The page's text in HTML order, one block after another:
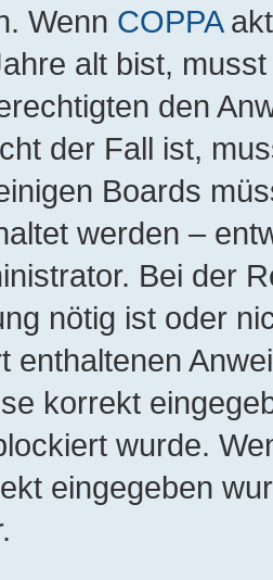
Wenn COPPA
alt bist,
den
der Fall ist,
Boards
werden –
Bei der
nötig ist oder
enthaltenen
korrekt
wurde.
eingegeben